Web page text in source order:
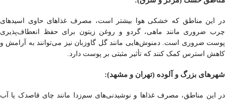
در این مناطق که خشکی هوا بیشتر است، مصرف غذاهای حاوی اسیدهای
چرب ضروری مانند ماهی، گردو و روغن زیتون برای حفظ انعطاف‌پذیری
پوست ضروری است. دمنوش‌هایی مانند گل گاوزبان نیز می‌توانند به آرامش و
کاهش استرس کمک کنند که تأثیر مثبتی بر پوست دارد.
شهرهای بزرگ و آلوده (تهران و مشهد):
در این مناطق، مصرف غذاها و نوشیدنی‌های سم‌زدا مانند چای قاصدک یا آب